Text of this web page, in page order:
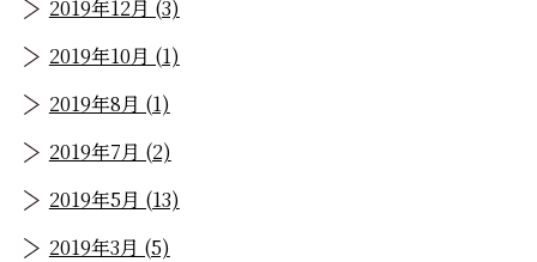
2019年12月 (3)
2019年10月 (1)
2019年8月 (1)
2019年7月 (2)
2019年5月 (13)
2019年3月 (5)